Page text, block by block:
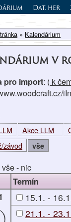
Dat. her
» Kalendárium
v
pro import: ( k
Akce LLM
závod
vše
vše- nic
Termín
15.1. -
21.1. -